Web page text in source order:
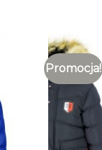
Promocja!